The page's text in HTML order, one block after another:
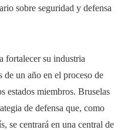
sobre seguridad y defensa
fortalecer su industria
de un año en el proceso de
estados miembros. Bruselas
de defensa que, como
se centrará en una central de